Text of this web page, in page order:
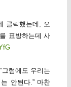
클릭했는데, 오
표방하는데 사
럼에도 우리는
안된다.” 마찬